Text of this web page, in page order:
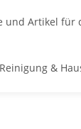
und Artikel für
Reinigung &